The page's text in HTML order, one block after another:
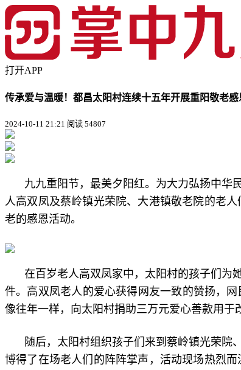
打开APP
传承爱与温暖！都昌太阳村连续十五年开展重阳敬老感
2024-10-11 21:21 阅读 54807
九九重阳节，最美夕阳红。为大力弘扬中华
人高双凤及蔡岭镇光荣院、大港镇敬老院的老
老的感恩活动。
在百岁老人高双凤家中，太阳村的孩子们为
件。高双凤老人的爱心获得网友一致的赞扬，
像往年一样，向太阳村捐助三万元爱心善款用于
随后，太阳村组织孩子们来到蔡岭镇光荣院
博得了在场老人们的阵阵掌声，活动现场热烈